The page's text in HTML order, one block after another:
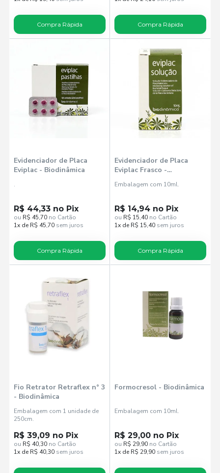
Compra Rápida Compra Rápida
Evidenciador de Placa
Eviplac - Biodinâmica
.
R$ 44,33 no Pix
ou R$ 45,70 no Cartão
1x de R$ 45,70 sem juros
Compra Rápida
Evidenciador de Placa
Eviplac Frasco -
Embalagem com 10ml.
R$ 14,94 no Pix
ou R$ 15,40 no Cartão
1x de R$ 15,40 sem juros
Compra Rápida
Fio Retrator Retraflex n° 3
- Biodinâmica
Embalagem com 1 unidade de
250cm.
R$ 39,09 no Pix
ou R$ 40,30 no Cartão
1x de R$ 40,30 sem juros
Formocresol - Biodinâmica
Embalagem com 10ml.
R$ 29,00 no Pix
ou R$ 29,90 no Cartão
1x de R$ 29,90 sem juros